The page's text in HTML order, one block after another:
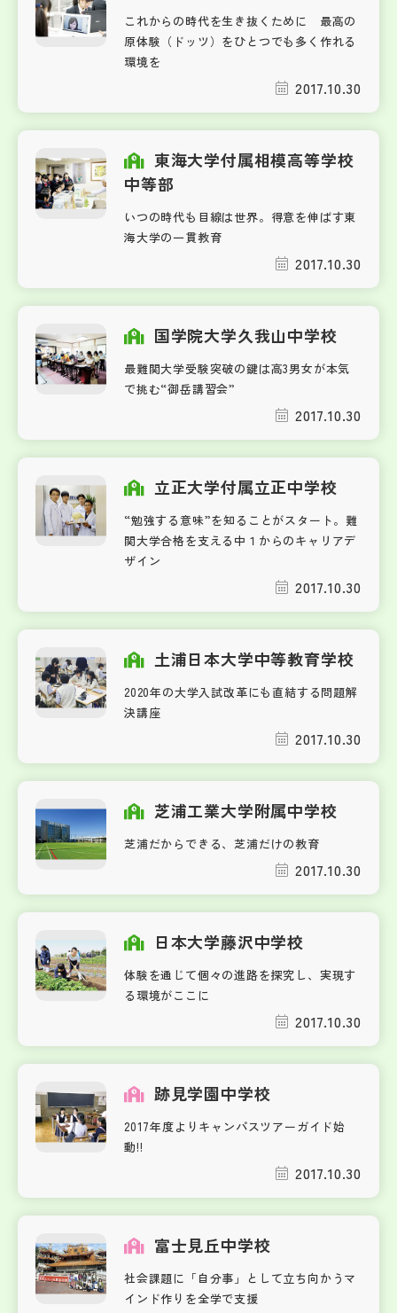
これからの時代を生き抜くために 最高の
原体験（ドッツ）をひとつでも多く作れる
環境を
2017.10.30
東海大学付属相模高等学校
中等部
いつの時代も目線は世界。得意を伸ばす東
海大学の一貫教育
2017.10.30
国学院大学久我山中学校
最難関大学受験突破の鍵は高3男女が本気
で挑む“御岳講習会”
2017.10.30
立正大学付属立正中学校
“勉強する意味”を知ることがスタート。難
関大学合格を支える中１からのキャリアデ
ザイン
2017.10.30
土浦日本大学中等教育学校
2020年の大学入試改革にも直結する問題解
決講座
2017.10.30
芝浦工業大学附属中学校
芝浦だからできる、芝浦だけの教育
2017.10.30
日本大学藤沢中学校
体験を通じて個々の進路を探究し、実現す
る環境がここに
2017.10.30
跡見学園中学校
2017年度よりキャンパスツアーガイド始
動!!
2017.10.30
富士見丘中学校
社会課題に「自分事」として立ち向かうマ
インド作りを全学で支援